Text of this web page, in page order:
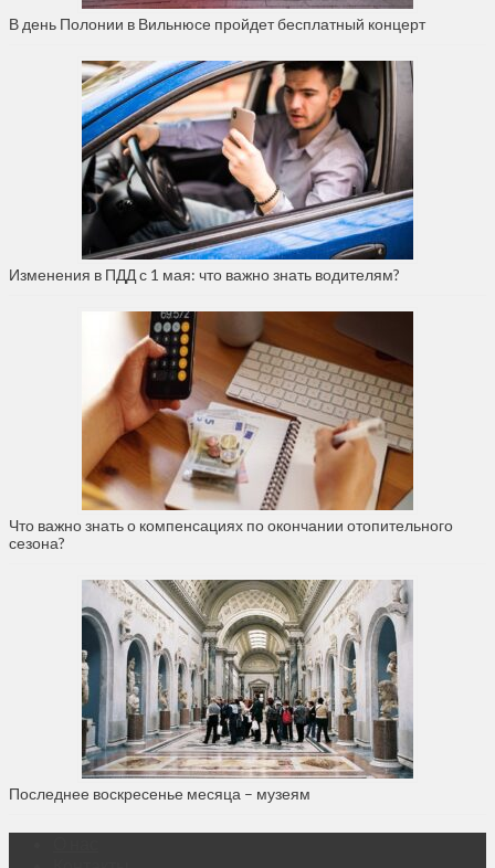
В день Полонии в Вильнюсе пройдет бесплатный концерт
Изменения в ПДД с 1 мая: что важно знать водителям?
Что важно знать о компенсациях по окончании отопительного
сезона?
Последнее воскресенье месяца – музеям